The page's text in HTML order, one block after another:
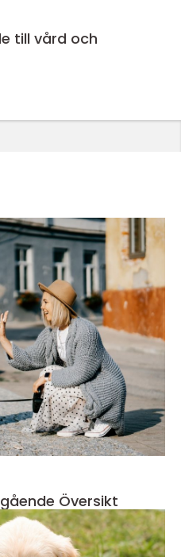
till vård och
En Djupgående Översikt